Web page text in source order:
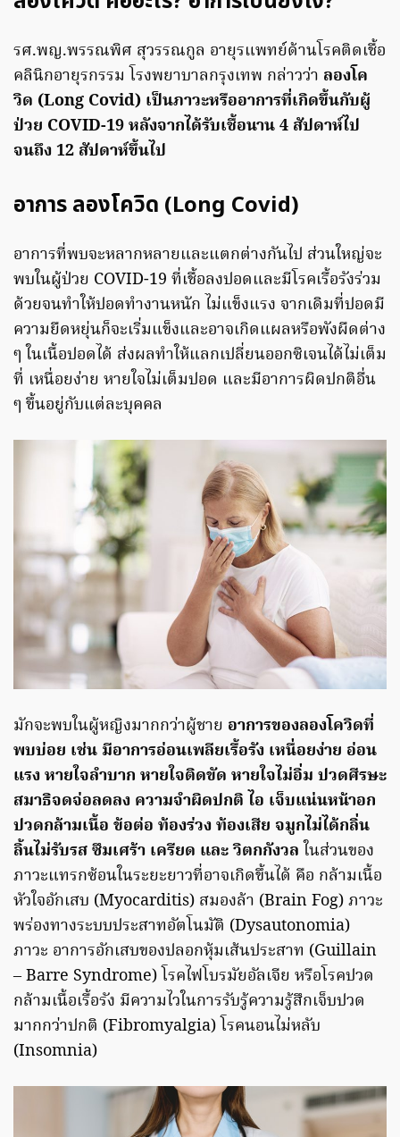
รศ.พญ.พรรณพิศ สุวรรณกูล อายุรแพทย์ด้านโรคติดเชื้อ
คลินิกอายุรกรรม โรงพยาบาลกรุงเทพ กล่าวว่า ลองโค
วิด (Long Covid) เป็นภาวะหรืออาการที่เกิดขึ้นกับผู้
ป่วย COVID-19 หลังจากได้รับเชื้อนาน 4 สัปดาห์ไป
จนถึง 12 สัปดาห์ขึ้นไป
อาการ ลองโควิด (Long Covid)
อาการที่พบจะหลากหลายและแตกต่างกันไป ส่วนใหญ่จะ
พบในผู้ป่วย COVID-19 ที่เชื้อลงปอดและมีโรคเรื้อรังร่วม
ด้วยจนทำให้ปอดทำงานหนัก ไม่แข็งแรง จากเดิมที่ปอดมี
ความยืดหยุ่นก็จะเริ่มแข็งและอาจเกิดแผลหรือพังผืดต่าง
ๆ ในเนื้อปอดได้ ส่งผลทำให้แลกเปลี่ยนออกซิเจนได้ไม่เต็ม
ที่ เหนื่อยง่าย หายใจไม่เต็มปอด และมีอาการผิดปกติอื่น
ๆ ขึ้นอยู่กับแต่ละบุคคล
มักจะพบในผู้หญิงมากกว่าผู้ชาย อาการของลองโควิดที่
พบบ่อย เช่น มีอาการอ่อนเพลียเรื้อรัง เหนื่อยง่าย อ่อน
แรง หายใจลำบาก หายใจติดขัด หายใจไม่อิ่ม ปวดศีรษะ
สมาธิจดจ่อลดลง ความจำผิดปกติ ไอ เจ็บแน่นหน้าอก
ปวดกล้ามเนื้อ ข้อต่อ ท้องร่วง ท้องเสีย จมูกไม่ได้กลิ่น
ลิ้นไม่รับรส ซึมเศร้า เครียด และ วิตกกังวล ในส่วนของ
ภาวะแทรกซ้อนในระยะยาวที่อาจเกิดขึ้นได้ คือ กล้ามเนื้อ
หัวใจอักเสบ (Myocarditis) สมองล้า (Brain Fog) ภาวะ
พร่องทางระบบประสาทอัตโนมัติ (Dysautonomia)
ภาวะ อาการอักเสบของปลอกหุ้มเส้นประสาท (Guillain
– Barre Syndrome) โรคไฟโบรมัยอัลเจีย หรือโรคปวด
กล้ามเนื้อเรื้อรัง มีความไวในการรับรู้ความรู้สึกเจ็บปวด
มากกว่าปกติ (Fibromyalgia) โรคนอนไม่หลับ
(Insomnia)